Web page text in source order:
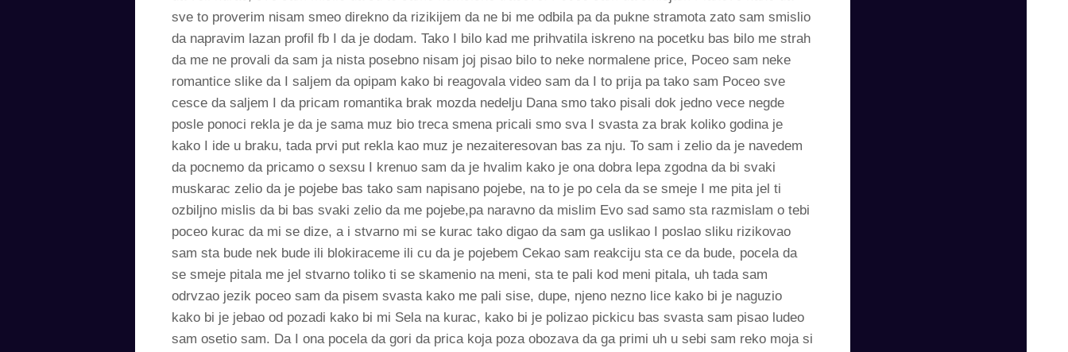
sve to proverim nisam smeo direkno da rizikijem da ne bi me odbila pa da pukne stramota zato sam smislio
da napravim lazan profil fb I da je dodam. Tako I bilo kad me prihvatila iskreno na pocetku bas bilo me strah
da me ne provali da sam ja nista posebno nisam joj pisao bilo to neke normalene price, Poceo sam neke
romantice slike da I saljem da opipam kako bi reagovala video sam da I to prija pa tako sam Poceo sve
cesce da saljem I da pricam romantika brak mozda nedelju Dana smo tako pisali dok jedno vece negde
posle ponoci rekla je da je sama muz bio treca smena pricali smo sva I svasta za brak koliko godina je
kako I ide u braku, tada prvi put rekla kao muz je nezaiteresovan bas za nju. To sam i zelio da je navedem
da pocnemo da pricamo o sexsu I krenuo sam da je hvalim kako je ona dobra lepa zgodna da bi svaki
muskarac zelio da je pojebe bas tako sam napisano pojebe, na to je po cela da se smeje I me pita jel ti
ozbiljno mislis da bi bas svaki zelio da me pojebe,pa naravno da mislim Evo sad samo sta razmislam o tebi
poceo kurac da mi se dize, a i stvarno mi se kurac tako digao da sam ga uslikao I poslao sliku rizikovao
sam sta bude nek bude ili blokiraceme ili cu da je pojebem Cekao sam reakciju sta ce da bude, pocela da
se smeje pitala me jel stvarno toliko ti se skamenio na meni, sta te pali kod meni pitala, uh tada sam
odrvzao jezik poceo sam da pisem svasta kako me pali sise, dupe, njeno nezno lice kako bi je naguzio
kako bi je jebao od pozadi kako bi mi Sela na kurac, kako bi je polizao pickicu bas svasta sam pisao ludeo
sam osetio sam. Da I ona pocela da gori da prica koja poza obozava da ga primi uh u sebi sam reko moja si